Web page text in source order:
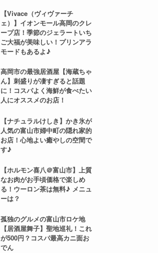
【Vivace（ヴィヴァーチ
ェ）】イオンモール高岡のクレ
ープ店！季節のジェラートいち
ご大福が美味しい！プリンアラ
モードもあるよ♪
高岡市の最強居酒屋【海蔵ちゃ
ん】刺盛りが凄すぎると話題
に！コスパよく海鮮が食べたい
人にオススメのお店！
【ナチュラルけしき】かき氷が
人気の富山市婦中町の隠れ家的
お店！心地よい癒やしの空間で
す♪
【ホルモン喜八＠富山市】上質
なお肉がお手頃価格で楽しめ
る！ウーロン茶は無料♪ メニュ
ーは？
孤独のグルメの富山市ロケ地
【居酒屋舞子】聖地巡礼！これ
が500円？コスパ最高カニ面お
でん